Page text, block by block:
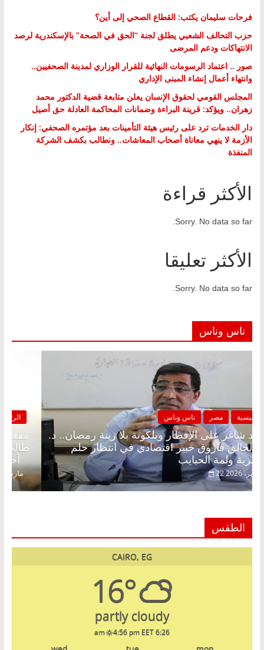
فرحات سليمان يكتب: القطاع الصحي إلى أين؟
حزب التحالف الشعبي يطلق لجنة “الحق في الصحة” بالإسكندرية لرصد
الانتهاكات ودعم المرضى
صور .. اعتماد الرسومات النهائية للقرار الوزاري لمدينة الصحفيين..
وانتهاء أعمال إنشاء المبنى الإداري
المجلس القومي لحقوق الإنسان يعلن متابعة قضية الدكتور محمد
زهران.. ويؤكد: قرينة البراءة وضمانات المحاكمة العادلة حق أصيل
دار الخدمات ترد على رئيس هيئة التأمينات بعد مؤتمره الصحفي: إنكار
الأزمة لا ينهي معاناة أصحاب المعاشات.. ونطالب بكشف الشركة
المنفذة
الأكثر قراءة
Sorry. No data so far.
الأكثر تعليقا
Sorry. No data so far.
ناس وناس
الرئيسية مصر ناس وناس
مقعد شاغر على الإفطار وبلكونة بلا زينة رمضان.. د.
عبدالخالق فاروق خبير اقتصادي في انتظار حلم
الحرية ولمة الحبايب
22 فبراير، 2026
الطقس
CAIRO, EG
16°
partly cloudy
6:26 am
4:56 pm EET